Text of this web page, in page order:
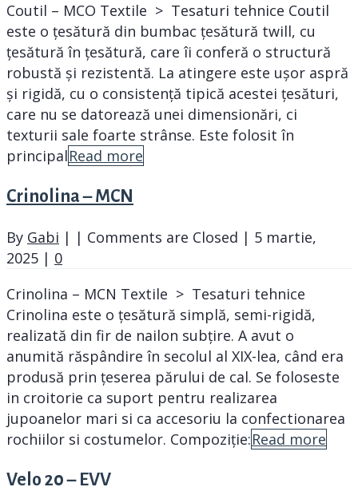
Coutil – MCO Textile > Tesaturi tehnice Coutil
este o țesătură din bumbac țesătură twill, cu
țesătură în țesătură, care îi conferă o structură
robustă și rezistentă. La atingere este ușor aspră
și rigidă, cu o consistență tipică acestei țesături,
care nu se datorează unei dimensionări, ci
texturii sale foarte strânse. Este folosit în
principalRead more
Crinolina – MCN
By Gabi | | Comments are Closed | 5 martie,
2025 | 0
Crinolina – MCN Textile > Tesaturi tehnice
Crinolina este o țesătură simplă, semi-rigidă,
realizată din fir de nailon subțire. A avut o
anumită răspândire în secolul al XIX-lea, când era
produsă prin țeserea părului de cal. Se foloseste
in croitorie ca suport pentru realizarea
jupoanelor mari si ca accesoriu la confectionarea
rochiilor si costumelor. Compoziție:Read more
Velo 20 – EVV